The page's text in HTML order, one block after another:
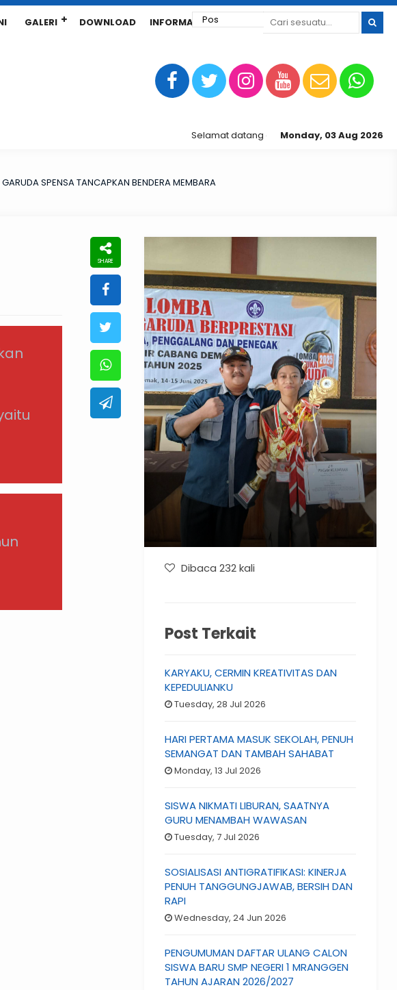
GALERI DOWNLOAD INFORMASI SPMB
Monday, 03 Aug 2026
Selamat datang di laman web SMP Negeri 1 Mranggen
SPENSA TANCAPKAN BENDERA MEMBARA
Dibaca 232 kali
Post Terkait
KARYAKU, CERMIN KREATIVITAS DAN
KEPEDULIANKU
Tuesday, 28 Jul 2026
HARI PERTAMA MASUK SEKOLAH, PENUH
SEMANGAT DAN TAMBAH SAHABAT
Monday, 13 Jul 2026
SISWA NIKMATI LIBURAN, SAATNYA
GURU MENAMBAH WAWASAN
Tuesday, 7 Jul 2026
SOSIALISASI ANTIGRATIFIKASI: KINERJA
PENUH TANGGUNGJAWAB, BERSIH DAN
RAPI
Wednesday, 24 Jun 2026
PENGUMUMAN DAFTAR ULANG CALON
SISWA BARU SMP NEGERI 1 MRANGGEN
TAHUN AJARAN 2026/2027